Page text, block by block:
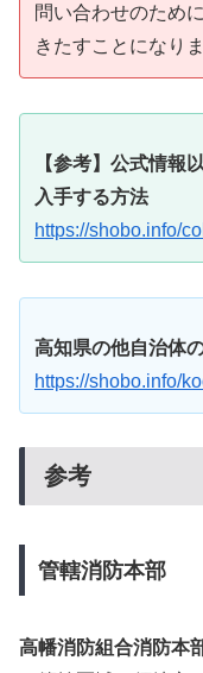
問い合わせのため
きたすことになりま
【参考】公式情報
入手する方法
https://shobo.info/
高知県の他自治体
https://shobo.info/
参考
管轄消防本部
高幡消防組合消防本